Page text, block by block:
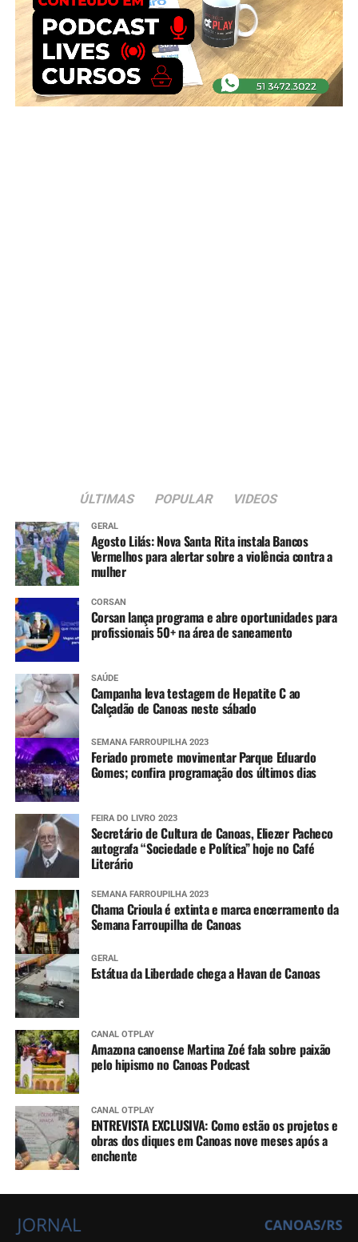
ÚLTIMAS POPULAR VIDEOS
GERAL
Agosto Lilás: Nova Santa Rita instala Bancos
Vermelhos para alertar sobre a violência contra a
mulher
CORSAN
Corsan lança programa e abre oportunidades para
profissionais 50+ na área de saneamento
SAÚDE
Campanha leva testagem de Hepatite C ao
Calçadão de Canoas neste sábado
SEMANA FARROUPILHA 2023
Feriado promete movimentar Parque Eduardo
Gomes; confira programação dos últimos dias
FEIRA DO LIVRO 2023
Secretário de Cultura de Canoas, Eliezer Pacheco
autografa “Sociedade e Política” hoje no Café
Literário
SEMANA FARROUPILHA 2023
Chama Crioula é extinta e marca encerramento da
Semana Farroupilha de Canoas
GERAL
Estátua da Liberdade chega a Havan de Canoas
CANAL OTPLAY
Amazona canoense Martina Zoé fala sobre paixão
pelo hipismo no Canoas Podcast
CANAL OTPLAY
ENTREVISTA EXCLUSIVA: Como estão os projetos e
obras dos diques em Canoas nove meses após a
enchente